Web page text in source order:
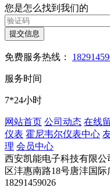
您是怎么找到我们的
提交信息
免费服务热线：
服务时间
7*24小时
网站首页 公司动态 在线
仪表 霍尼韦尔仪表中心
理 会员中心
西安凯能电子科技有限公
区沣惠南路18号唐沣国际
18291459026